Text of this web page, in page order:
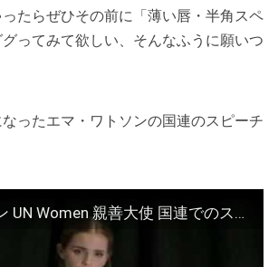
たらぜひその前に「薄い唇・半角スペ
ってみて欲しい、そんなふうに願いつ
ったエマ・ワトソンの国連のスピーチ
エマ・ワトソン UN Women 親善大使 国連でのスピーチ （日本語字幕）